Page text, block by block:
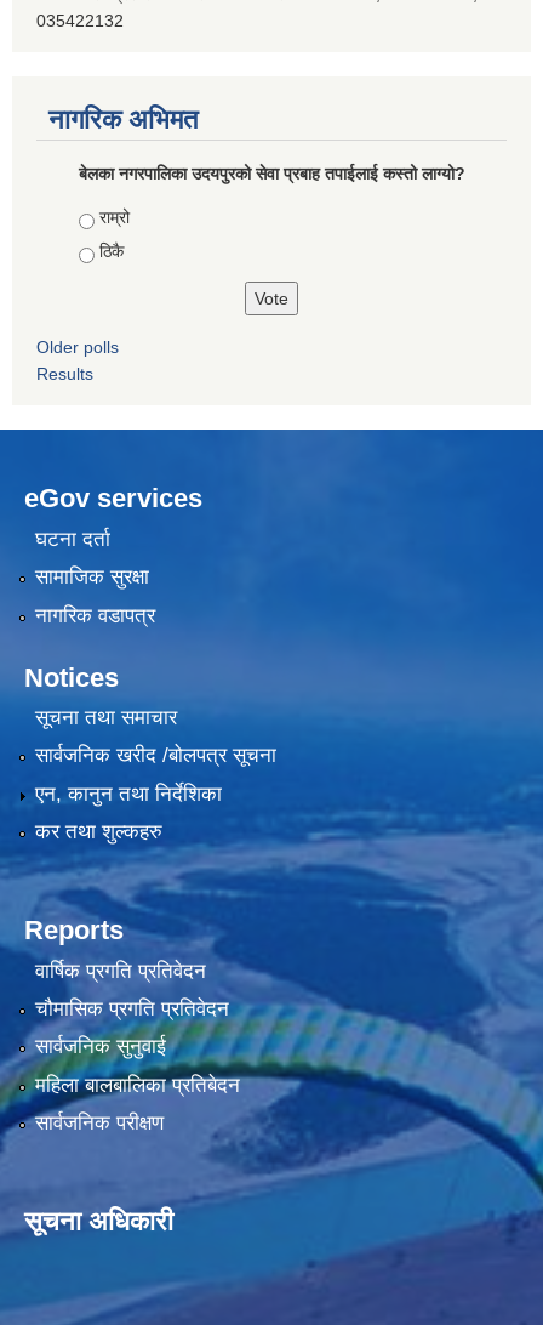
035422132
नागरिक अभिमत
बेलका नगरपालिका उदयपुरको सेवा प्रबाह तपाईलाई कस्तो लाग्यो?
Choices
राम्रो
ठिकै
Older polls
Results
eGov services
घटना दर्ता
सामाजिक सुरक्षा
नागरिक वडापत्र
Notices
सूचना तथा समाचार
सार्वजनिक खरीद /बोलपत्र सूचना
एन, कानुन तथा निर्देशिका
कर तथा शुल्कहरु
Reports
वार्षिक प्रगति प्रतिवेदन
चौमासिक प्रगति प्रतिवेदन
सार्वजनिक सुनुवाई
महिला बालबालिका प्रतिबेदन
सार्वजनिक परीक्षण
सूचना अधिकारी